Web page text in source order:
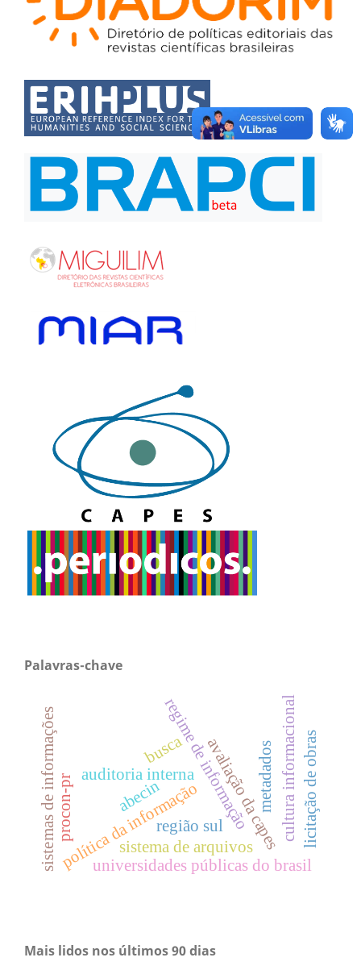
Palavras-chave
regime de informação
política da informaçãoavaliação da capes
sistema de arquivos
universidades públicas do brasil
sistemas de informações cultura informacional
auditoria interna licitação de obras
região sul
procon-pr metadados
abecin
busca
Mais lidos nos últimos 90 dias